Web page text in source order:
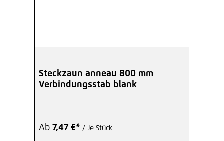
Steckzaun anneau 800 mm
Verbindungsstab blank
Ab 7,47 €* / Je Stück